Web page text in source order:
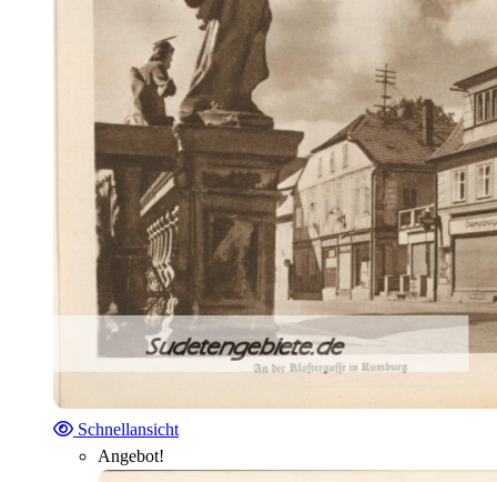
Schnellansicht
Angebot!